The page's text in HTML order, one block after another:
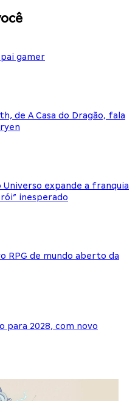
gamer
de A Casa do Dragão, fala
Universo expande a franquia
inesperado
RPG de mundo aberto da
para 2028, com novo